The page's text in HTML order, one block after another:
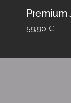
Premium
59,90 €